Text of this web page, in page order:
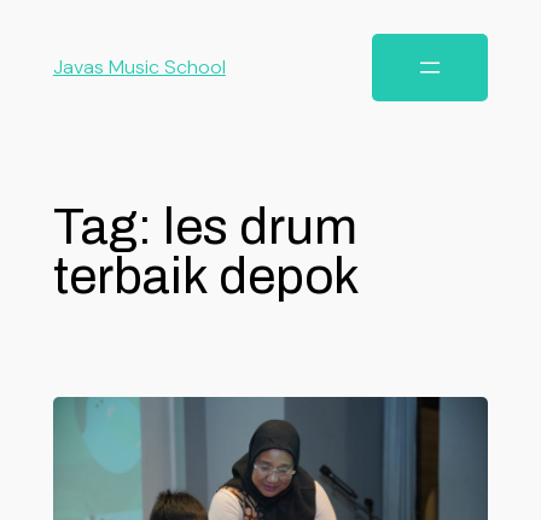
Javas Music School
Tag: les drum
terbaik depok